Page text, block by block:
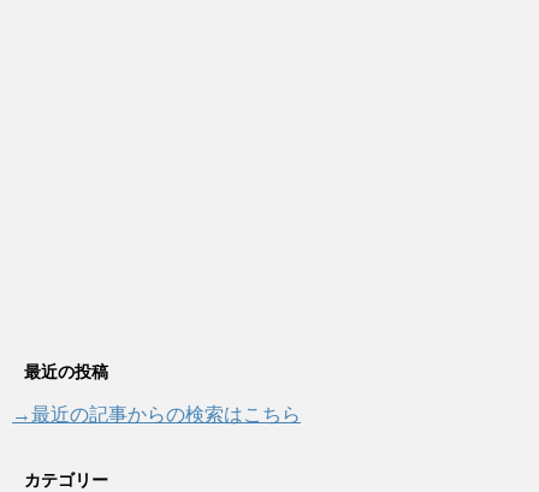
最近の投稿
→最近の記事からの検索はこちら
カテゴリー